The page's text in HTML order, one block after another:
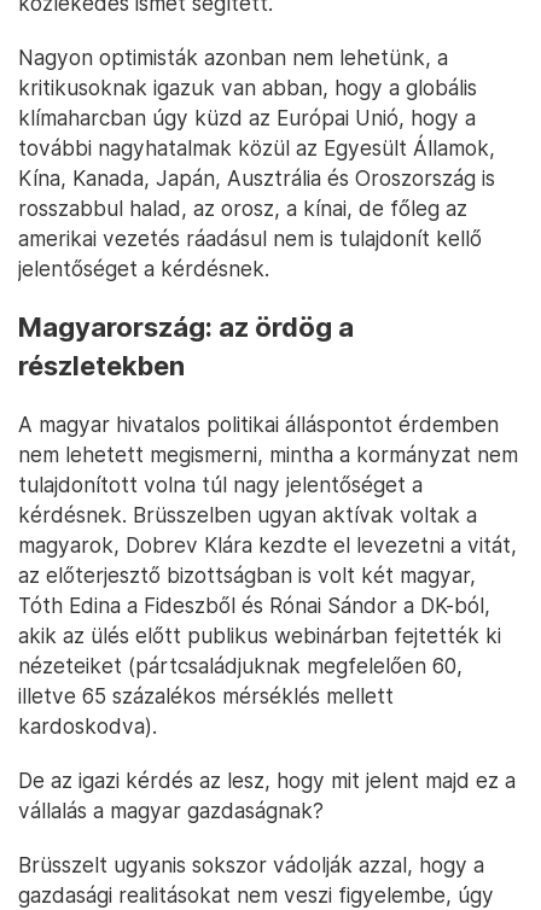
Nagyon optimisták azonban nem lehetünk, a
kritikusoknak igazuk van abban, hogy a globális
klímaharcban úgy küzd az Európai Unió, hogy a
további nagyhatalmak közül az Egyesült Államok,
Kína, Kanada, Japán, Ausztrália és Oroszország is
rosszabbul halad, az orosz, a kínai, de főleg az
amerikai vezetés ráadásul nem is tulajdonít kellő
jelentőséget a kérdésnek.
Magyarország: az ördög a
részletekben
A magyar hivatalos politikai álláspontot érdemben
nem lehetett megismerni, mintha a kormányzat nem
tulajdonított volna túl nagy jelentőséget a
kérdésnek. Brüsszelben ugyan aktívak voltak a
magyarok, Dobrev Klára kezdte el levezetni a vitát,
az előterjesztő bizottságban is volt két magyar,
Tóth Edina a Fideszből és Rónai Sándor a DK-ból,
akik az ülés előtt publikus webinárban fejtették ki
nézeteiket (pártcsaládjuknak megfelelően 60,
illetve 65 százalékos mérséklés mellett
kardoskodva).
De az igazi kérdés az lesz, hogy mit jelent majd ez a
vállalás a magyar gazdaságnak?
Brüsszelt ugyanis sokszor vádolják azzal, hogy a
gazdasági realitásokat nem veszi figyelembe, úgy